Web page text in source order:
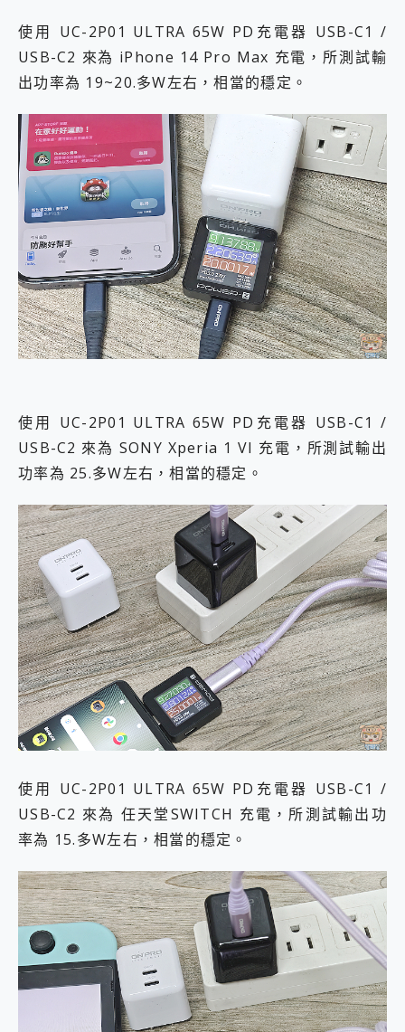
使用 UC-2P01 ULTRA 65W PD充電器 USB-C1 /
USB-C2 來為 iPhone 14 Pro Max 充電，所測試輸
出功率為 19~20.多W左右，相當的穩定。
使用 UC-2P01 ULTRA 65W PD充電器 USB-C1 /
USB-C2 來為 SONY Xperia 1 VI 充電，所測試輸出
功率為 25.多W左右，相當的穩定。
使用 UC-2P01 ULTRA 65W PD充電器 USB-C1 /
USB-C2 來為 任天堂SWITCH 充電，所測試輸出功
率為 15.多W左右，相當的穩定。